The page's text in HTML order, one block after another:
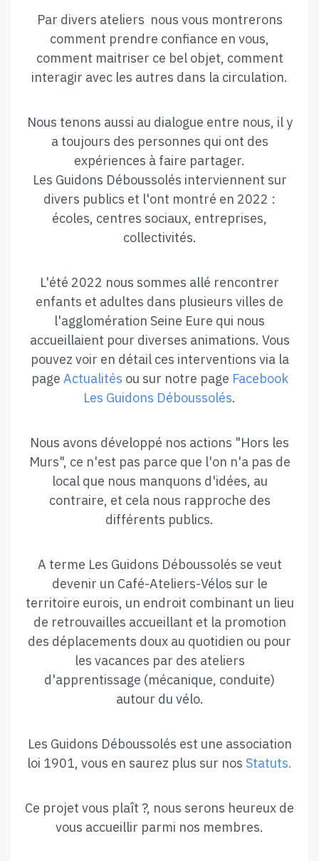
Par divers ateliers nous vous montrerons
comment prendre confiance en vous,
comment maitriser ce bel objet, comment
interagir avec les autres dans la circulation.
Nous tenons aussi au dialogue entre nous, il y
a toujours des personnes qui ont des
expériences à faire partager.
Les Guidons Déboussolés interviennent sur
divers publics et l'ont montré en 2022 :
écoles, centres sociaux, entreprises,
collectivités.
L'été 2022 nous sommes allé rencontrer
enfants et adultes dans plusieurs villes de
l'agglomération Seine Eure qui nous
accueillaient pour diverses animations. Vous
pouvez voir en détail ces interventions via la
page Actualités ou sur notre page Facebook
Les Guidons Déboussolés.
Nous avons développé nos actions "Hors les
Murs", ce n'est pas parce que l'on n'a pas de
local que nous manquons d'idées, au
contraire, et cela nous rapproche des
différents publics.
A terme Les Guidons Déboussolés se veut
devenir un Café-Ateliers-Vélos sur le
territoire eurois, un endroit combinant un lieu
de retrouvailles accueillant et la promotion
des déplacements doux au quotidien ou pour
les vacances par des ateliers
d'apprentissage (mécanique, conduite)
autour du vélo.
Les Guidons Déboussolés est une association
loi 1901, vous en saurez plus sur nos Statuts.
Ce projet vous plaît ?, nous serons heureux de
vous accueillir parmi nos membres.